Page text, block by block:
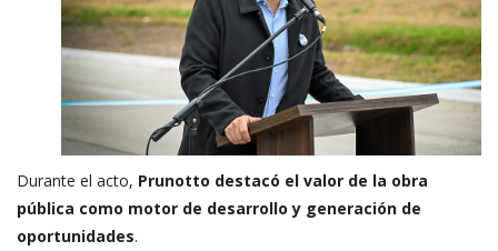
Durante el acto, Prunotto destacó el valor de la obra
pública como motor de desarrollo y generación de
oportunidades.